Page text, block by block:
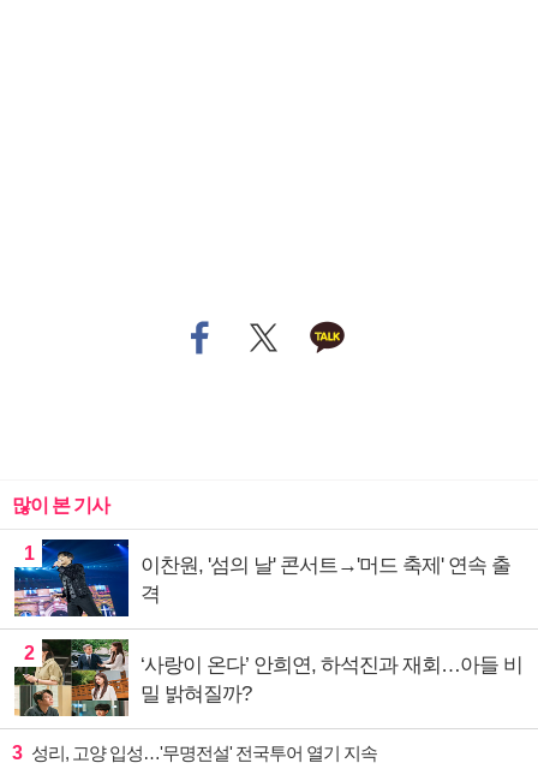
많이 본 기사
1
이찬원, '섬의 날' 콘서트→'머드 축제' 연속 출
격
2
‘사랑이 온다’ 안희연, 하석진과 재회…아들 비
밀 밝혀질까?
3 성리, 고양 입성…'무명전설' 전국투어 열기 지속